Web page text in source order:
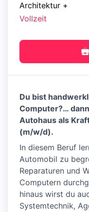
Architektur +
Vollzeit
Du bist
Computer?…
Autohaus als
(m/w/d).
In diesem Beruf
Automobil zu
Reparaturen und
Computern
hinaus wirst du
Systemtechnik,